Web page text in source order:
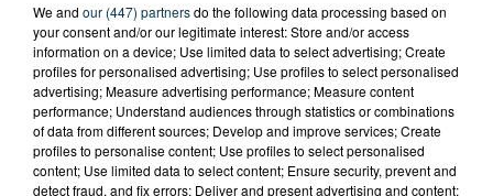
We and our (447) partnersdo the following data processing based on
your consent and/or our legitimate interest: Store and/or access
information on a device; Use limited data to select advertising; Create
profiles for personalised advertising; Use profiles to select personalised
advertising; Measure advertising performance; Measure content
performance; Understand audiences through statistics or combinations
of data from different sources; Develop and improve services; Create
profiles to personalise content; Use profiles to select personalised
content; Use limited data to select content; Ensure security, prevent and
detect fraud, and fix errors; Deliver and present advertising and content;